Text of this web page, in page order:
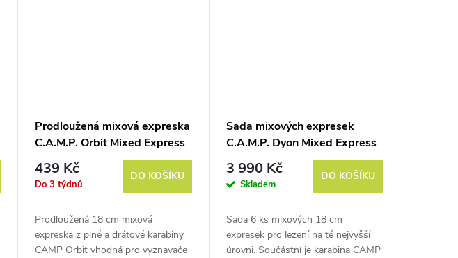
Prodloužená mixová expreska
C.A.M.P. Orbit Mixed Express
KS 18 cm
439 Kč
Do 3 týdnů
DO KOŠÍKU
Prodloužená 18 cm mixová
expreska z plné a drátové karabiny
CAMP Orbit vhodná pro vyznavače
Sada mixových expresek
C.A.M.P. Dyon Mixed Express
KS 6 Pack 18 cm
3 990 Kč
Skladem
DO KOŠÍKU
Sada 6 ks mixových 18 cm
expresek pro lezení na té nejvyšší
úrovni. Součástní je karabina CAMP